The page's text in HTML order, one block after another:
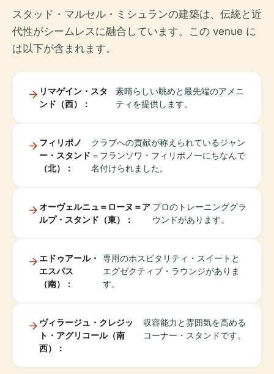
スタッド・マルセル・ミシュランの建築は、伝統と近
代性がシームレスに融合しています。この venue に
は以下が含まれます。
リマゲイン・スタ
ンド（西）：
素晴らしい眺めと最先端のアメニ
ティを提供します。
フィリポノ
ー・スタンド
（北）：
クラブへの貢献が称えられているジャン
＝フランソワ・フィリポノーにちなんで
名付けられました。
オーヴェルニュ＝ローヌ＝ア
ルプ・スタンド（東）：
プロのトレーニンググラ
ウンドがあります。
エドゥアール・
エスパス
（南）：
専用のホスピタリティ・スイートと
エグゼクティブ・ラウンジがありま
す。
ヴィラージュ・クレジッ
ト・アグリコール（南
西）：
収容能力と雰囲気を高める
コーナー・スタンドです。